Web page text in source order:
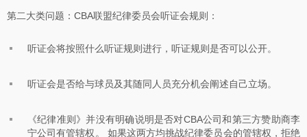
第二大类问题：CBA联盟纪律委员会听证会规则：
听证会将按照什么听证规则进行，听证规则是否可以公开。
听证会是否给与球员及其随同人员充分机会阐述自己立场。
《纪律准则》并没有明确说明是否对CBA公司和第三方赞助商李
宁公司有管辖权。 如果这两方均挑战纪律委员会的管辖权，拒绝